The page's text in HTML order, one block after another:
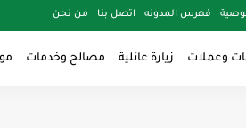
فهرس المدونه اتصل بنا من نحن
وعملات زيارة عائلية مصالح وخدمات